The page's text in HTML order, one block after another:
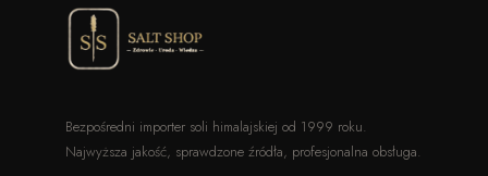
Bezpośredni importer soli himalajskiej od 1999 roku.
Najwyższa jakość, sprawdzone źródła, profesjonalna obsługa.